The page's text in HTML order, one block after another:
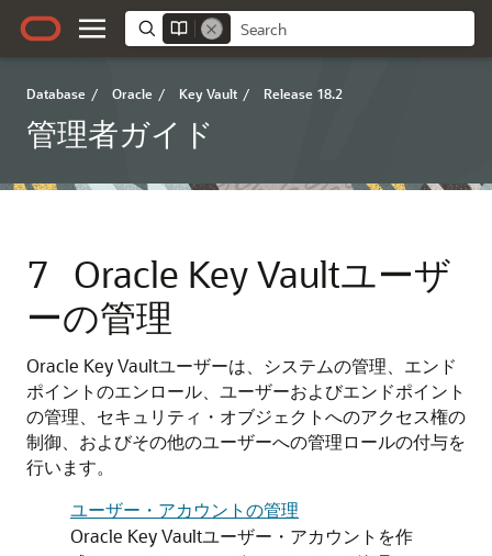
Database / Oracle / Key Vault / Release 18.2
管理者ガイド
7 Oracle Key Vaultユーザ
ーの管理
Oracle Key Vaultユーザーは、システムの管理、エンド
ポイントのエンロール、ユーザーおよびエンドポイント
の管理、セキュリティ・オブジェクトへのアクセス権の
制御、およびその他のユーザーへの管理ロールの付与を
行います。
ユーザー・アカウントの管理
Oracle Key Vaultユーザー・アカウントを作